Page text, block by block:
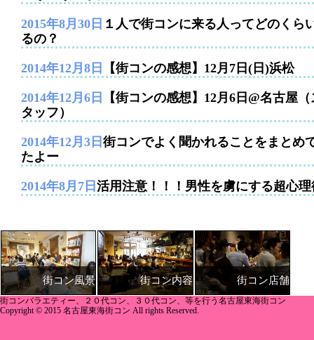
2015年8月30日 １人で街コンに来る人ってどのくら
るの？
2014年12月8日 【街コンの感想】12月7日(日)浜松
2014年12月6日
【街コンの感想】12月6日@名古屋（
タッフ）
2014年12月3日 街コンでよく聞かれることをまとめ
たよー
2014年8月7日 活用注意！！！男性を虜にする超心理
街コン風景 街コン内容 街コン店舗
街コンバラエティー、２０代コン、３０代コン、等を行う名古屋東海街コン
Copyright © 2015 名古屋東海街コン All rights Reserved.